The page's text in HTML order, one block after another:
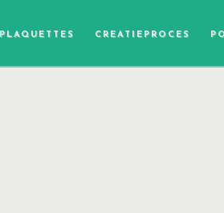
PLAQUETTES CREATIEPROCES